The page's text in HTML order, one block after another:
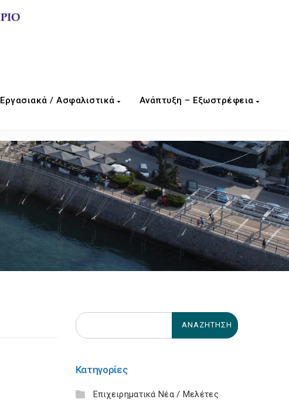
Εργασιακά / Ασφαλιστικά Ανάπτυξη – Εξωστρέφεια
Κατηγορίες
Επιχειρηματικά Νέα / Μελέτες